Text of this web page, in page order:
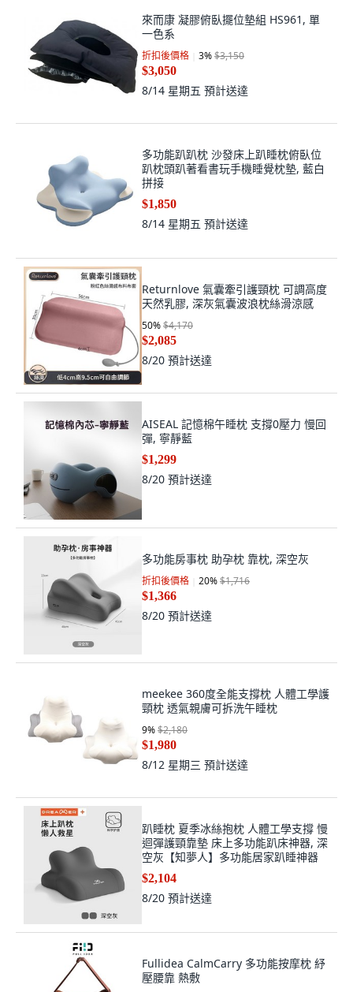
來而康 凝膠俯臥擺位墊組 HS961, 單
一色系
折扣後價格 3%$3,150
$3,050
8/14 星期五 預計送達
多功能趴趴枕 沙發床上趴睡枕俯臥位
趴枕頭趴著看書玩手機睡覺枕墊, 藍白
拼接
$1,850
8/14 星期五 預計送達
Returnlove 氣囊牽引護頸枕 可調高度
天然乳膠, 深灰氣囊波浪枕絲滑涼感
50%$4,170
$2,085
8/20 預計送達
AISEAL 記憶棉午睡枕 支撐0壓力 慢回
彈, 寧靜藍
$1,299
8/20 預計送達
多功能房事枕 助孕枕 靠枕, 深空灰
折扣後價格 20%$1,716
$1,366
8/20 預計送達
meekee 360度全能支撐枕 人體工學護
頸枕 透氣親膚可拆洗午睡枕
9%$2,180
$1,980
8/12 星期三 預計送達
趴睡枕 夏季冰絲抱枕 人體工學支撐 慢
迴彈護頸靠墊 床上多功能趴床神器, 深
空灰【知夢人】多功能居家趴睡神器
$2,104
8/20 預計送達
Fullidea CalmCarry 多功能按摩枕 紓
壓腰靠 熱敷